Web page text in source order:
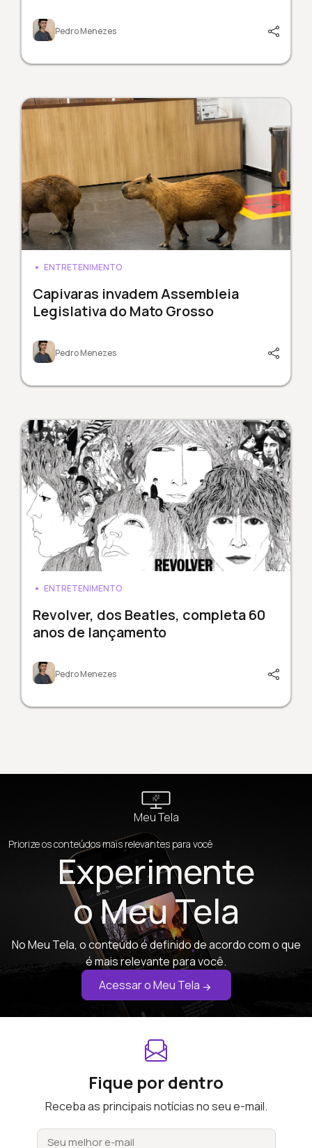
Pedro Menezes
ENTRETENIMENTO
Capivaras invadem Assembleia
Legislativa do Mato Grosso
Pedro Menezes
ENTRETENIMENTO
Revolver, dos Beatles, completa 60
anos de lançamento
Pedro Menezes
Meu Tela
Priorize os conteúdos mais relevantes para você
Experimente
o Meu Tela
No Meu Tela, o conteúdo é definido de acordo com o que
é mais relevante para você.
Acessar o Meu Tela
Fique por dentro
Receba as principais notícias no seu e-mail.